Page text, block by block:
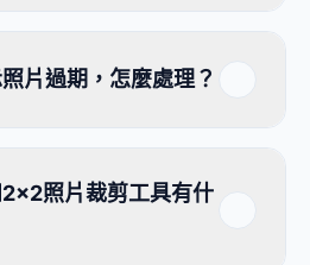
片過期，怎麼處理？
照片裁剪工具有什